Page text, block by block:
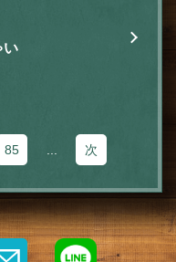
い
85 次